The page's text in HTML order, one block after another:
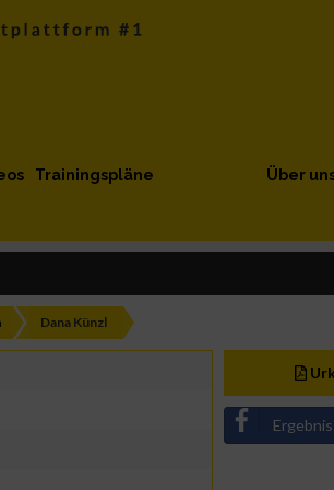
Trainingspläne Über
Dana Künzl
Ergebnis